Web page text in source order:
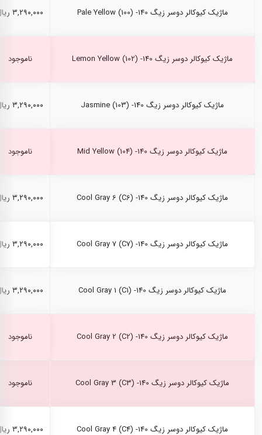
ماژیک کیوکالر دوسر زیگ Pale Yellow (100) -140 ۳,۲۹۰,۰۰۰ ریال
ماژیک کیوکالر دوسر زیگ Lemon Yellow (102) -140 ناموجود
ماژیک کیوکالر دوسر زیگ Jasmine (103) -140 ۳,۲۹۰,۰۰۰ ریال
ماژیک کیوکالر دوسر زیگ Mid Yellow (104) -140 ناموجود
ماژیک کیوکالر دوسر زیگ Cool Gray 6 (C6) -140 ۳,۲۹۰,۰۰۰ ریال
ماژیک کیوکالر دوسر زیگ Cool Gray 7 (C7) -140 ۳,۲۹۰,۰۰۰ ریال
ماژیک کیوکالر دوسر زیگ Cool Gray 1 (C1) -140 ۳,۲۹۰,۰۰۰ ریال
ماژیک کیوکالر دوسر زیگ Cool Gray 2 (C2) -140 ناموجود
ماژیک کیوکالر دوسر زیگ Cool Gray 3 (C3) -140 ناموجود
ماژیک کیوکالر دوسر زیگ Cool Gray 4 (C4) -140 ۳,۲۹۰,۰۰۰ ریال